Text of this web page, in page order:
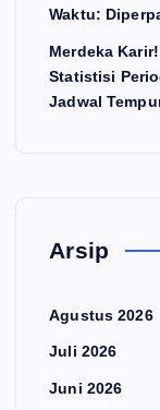
Waktu:
Merdeka
Statistisi
Jadwal
Arsip
Agustus 2026
Juli 2026
Juni 2026